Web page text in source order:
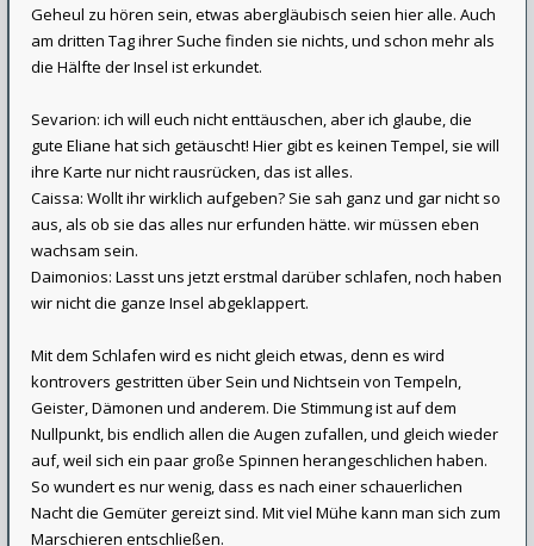
Geheul zu hören sein, etwas abergläubisch seien hier alle. Auch
am dritten Tag ihrer Suche finden sie nichts, und schon mehr als
die Hälfte der Insel ist erkundet.
Sevarion: ich will euch nicht enttäuschen, aber ich glaube, die
gute Eliane hat sich getäuscht! Hier gibt es keinen Tempel, sie will
ihre Karte nur nicht rausrücken, das ist alles.
Caissa: Wollt ihr wirklich aufgeben? Sie sah ganz und gar nicht so
aus, als ob sie das alles nur erfunden hätte. wir müssen eben
wachsam sein.
Daimonios: Lasst uns jetzt erstmal darüber schlafen, noch haben
wir nicht die ganze Insel abgeklappert.
Mit dem Schlafen wird es nicht gleich etwas, denn es wird
kontrovers gestritten über Sein und Nichtsein von Tempeln,
Geister, Dämonen und anderem. Die Stimmung ist auf dem
Nullpunkt, bis endlich allen die Augen zufallen, und gleich wieder
auf, weil sich ein paar große Spinnen herangeschlichen haben.
So wundert es nur wenig, dass es nach einer schauerlichen
Nacht die Gemüter gereizt sind. Mit viel Mühe kann man sich zum
Marschieren entschließen.